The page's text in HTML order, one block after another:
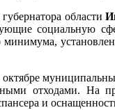
области
социальную
минимума,
отходами. На
и